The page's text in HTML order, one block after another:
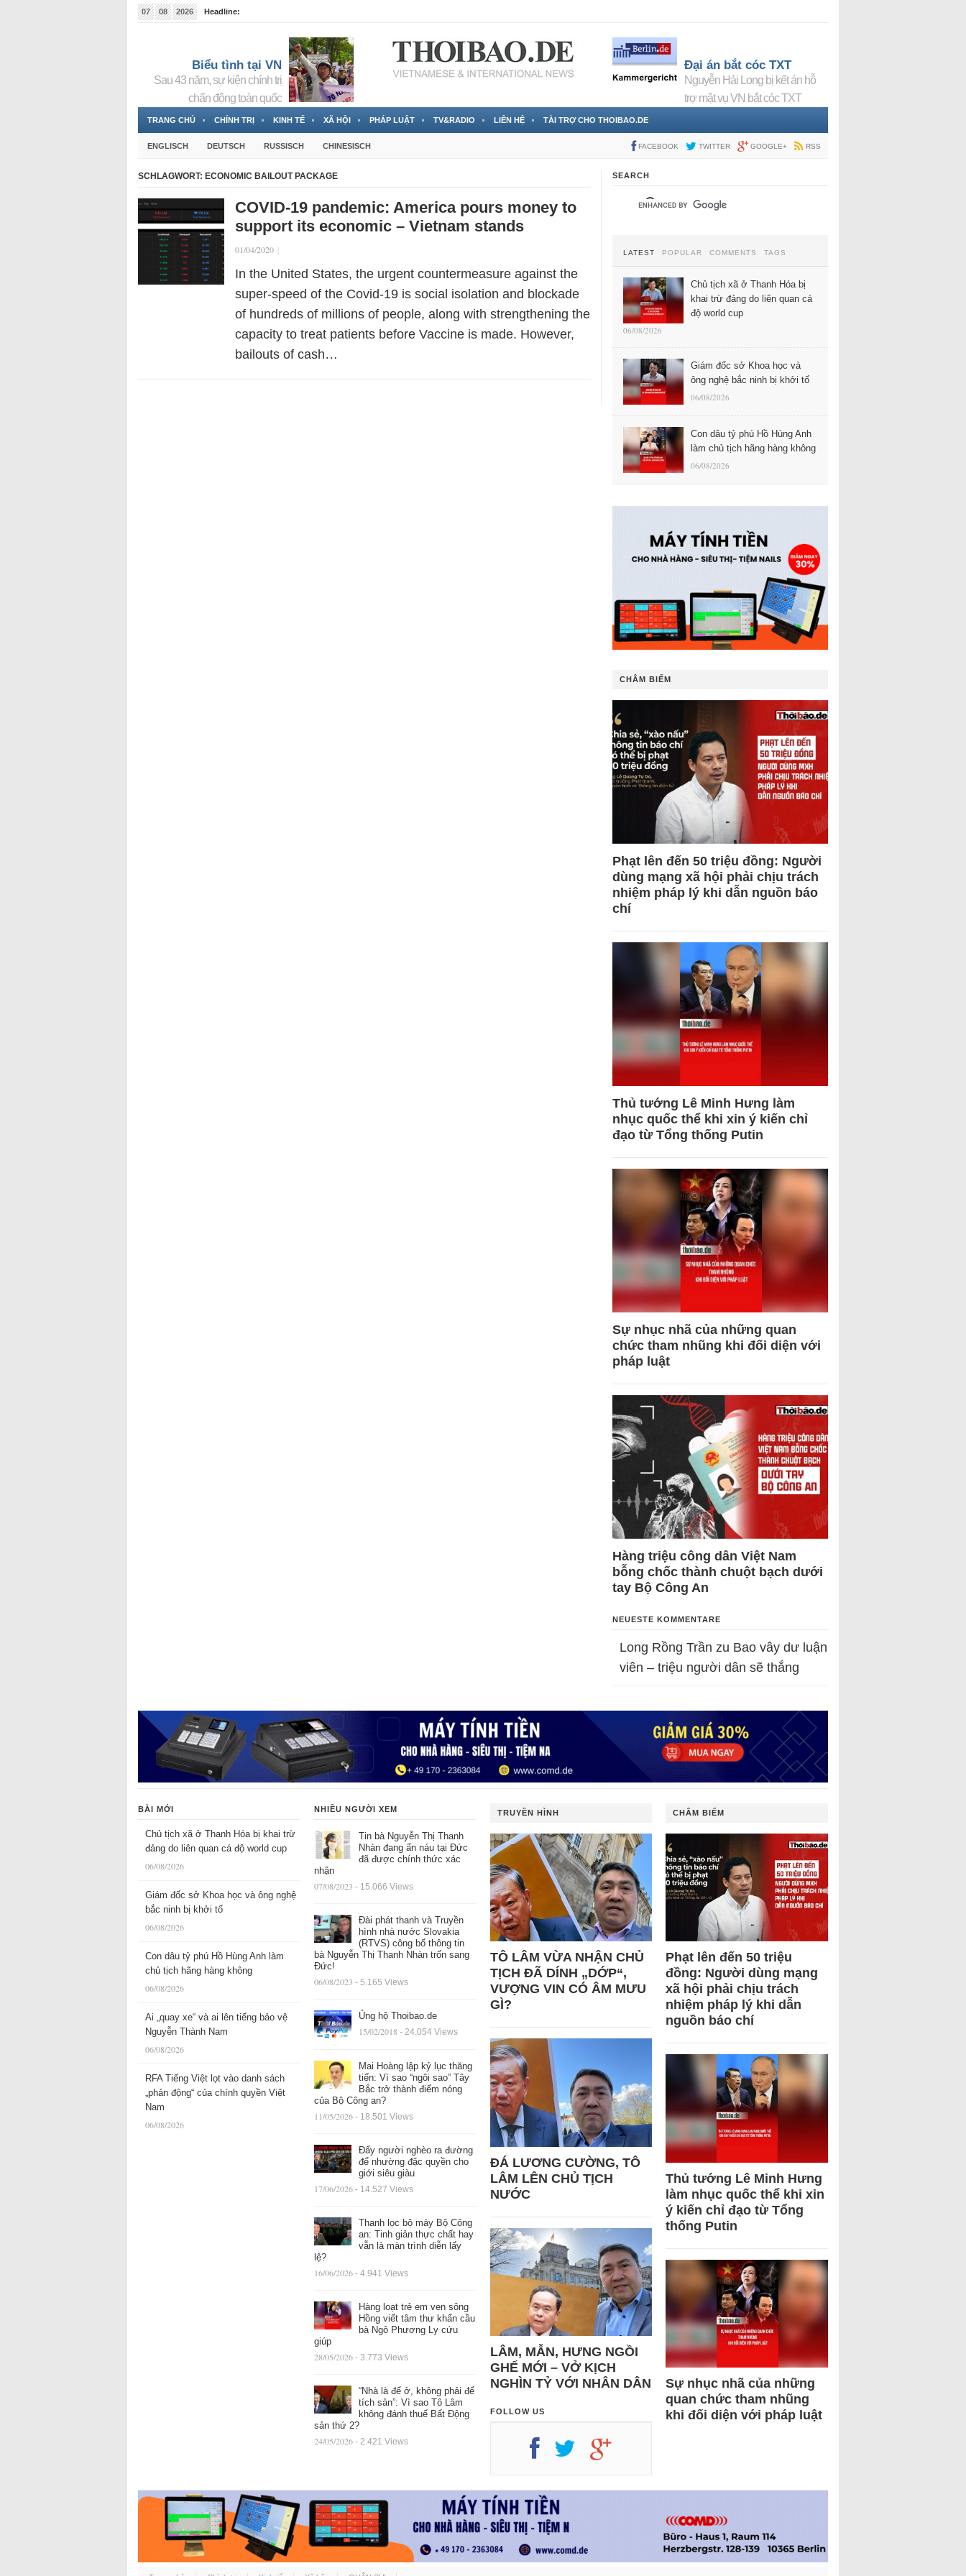
07 08 2026
Headline:
Biểu tình tại VN
Sau 43 năm, sự kiện chính trị
chấn động toàn quốc
Đại án bắt cóc TXT
Nguyễn Hải Long bị kết án hỗ
trợ mật vụ VN bắt cóc TXT
TRANG CHỦ CHÍNH TRỊ KINH TẾ XÃ HỘI PHÁP LUẬT TV&RADIO LIÊN HỆ TÀI TRỢ CHO THOIBAO.DE
ENGLISCH DEUTSCH RUSSISCH CHINESISCH FACEBOOK TWITTER GOOGLE+ RSS
SCHLAGWORT: ECONOMIC BAILOUT PACKAGE
COVID-19 pandemic: America pours money to
support its economic – Vietnam stands
01/04/2020 |
In the United States, the urgent countermeasure against the
super-speed of the Covid-19 is social isolation and blockade
of hundreds of millions of people, along with strengthening the
capacity to treat patients before Vaccine is made. However,
bailouts of cash…
SEARCH
LATEST POPULAR COMMENTS TAGS
Chủ tịch xã ở Thanh Hóa bị
khai trừ đảng do liên quan cá
độ world cup
06/08/2026
Giám đốc sở Khoa học và
ông nghệ bắc ninh bị khởi tố
06/08/2026
Con dâu tỷ phú Hồ Hùng Anh
làm chủ tịch hãng hàng không
06/08/2026
CHÂM BIẾM
Phạt lên đến 50 triệu đồng: Người
dùng mạng xã hội phải chịu trách
nhiệm pháp lý khi dẫn nguồn báo
chí
Thủ tướng Lê Minh Hưng làm
nhục quốc thể khi xin ý kiến chỉ
đạo từ Tổng thống Putin
Sự nhục nhã của những quan
chức tham nhũng khi đối diện với
pháp luật
Hàng triệu công dân Việt Nam
bỗng chốc thành chuột bạch dưới
tay Bộ Công An
NEUESTE KOMMENTARE
Long Rồng Trần zu Bao vây dư luận
viên – triệu người dân sẽ thắng
BÀI MỚI
Chủ tịch xã ở Thanh Hóa bị khai trừ
đảng do liên quan cá độ world cup
06/08/2026
Giám đốc sở Khoa học và ông nghệ
bắc ninh bị khởi tố
06/08/2026
Con dâu tỷ phú Hồ Hùng Anh làm
chủ tịch hãng hàng không
06/08/2026
Ai „quay xe“ và ai lên tiếng bảo vệ
Nguyễn Thành Nam
06/08/2026
RFA Tiếng Việt lọt vào danh sách
„phản động“ của chính quyền Việt
Nam
06/08/2026
NHIỀU NGƯỜI XEM
Tin bà Nguyễn Thị Thanh
Nhàn đang ẩn náu tại Đức
đã được chính thức xác
nhận
07/08/2023 - 15.066 Views
Đài phát thanh và Truyền
hình nhà nước Slovakia
(RTVS) công bố thông tin
bà Nguyễn Thị Thanh Nhàn trốn sang
Đức!
06/08/2023 - 5.165 Views
Ủng hộ Thoibao.de
15/02/2018 - 24.054 Views
Mai Hoàng lập kỷ lục thăng
tiến: Vì sao “ngôi sao” Tây
Bắc trở thành điểm nóng
của Bộ Công an?
11/05/2026 - 18.501 Views
Đẩy người nghèo ra đường
để nhường đặc quyền cho
giới siêu giàu
17/06/2026 - 14.527 Views
Thanh lọc bộ máy Bộ Công
an: Tinh giản thực chất hay
vẫn là màn trình diễn lấy
lệ?
16/06/2026 - 4.941 Views
Hàng loạt trẻ em ven sông
Hồng viết tâm thư khẩn cầu
bà Ngô Phương Ly cứu
giúp
28/05/2026 - 3.773 Views
“Nhà là để ở, không phải để
tích sản”: Vì sao Tô Lâm
không đánh thuế Bất Động
sản thứ 2?
24/05/2026 - 2.421 Views
TRUYỀN HÌNH
TÔ LÂM VỪA NHẬN CHỦ
TỊCH ĐÃ DÍNH „DỚP“,
VƯỢNG VIN CÓ ÂM MƯU
GÌ?
ĐÁ LƯƠNG CƯỜNG, TÔ
LÂM LÊN CHỦ TỊCH
NƯỚC
LÂM, MẪN, HƯNG NGỒI
GHẾ MỚI – VỞ KỊCH
NGHÌN TỶ VỚI NHÂN DÂN
FOLLOW US
CHÂM BIẾM
Phạt lên đến 50 triệu
đồng: Người dùng mạng
xã hội phải chịu trách
nhiệm pháp lý khi dẫn
nguồn báo chí
Thủ tướng Lê Minh Hưng
làm nhục quốc thể khi xin
ý kiến chỉ đạo từ Tổng
thống Putin
Sự nhục nhã của những
quan chức tham nhũng
khi đối diện với pháp luật